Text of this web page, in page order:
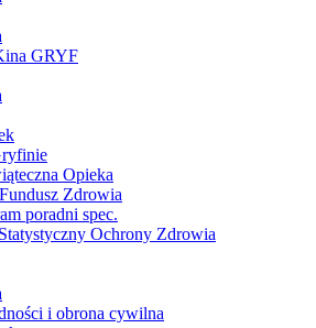
GRYF
Opieka
Zdrowia
poradni spec.
Ochrony Zdrowia
i obrona cywilna